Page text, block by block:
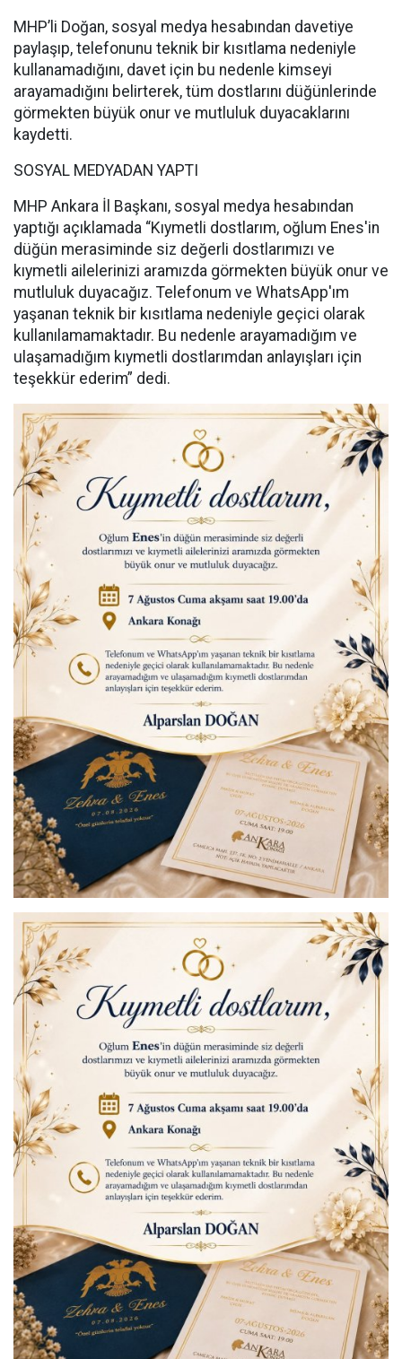
MHP’li Doğan, sosyal medya hesabından davetiye
paylaşıp, telefonunu teknik bir kısıtlama nedeniyle
kullanamadığını, davet için bu nedenle kimseyi
arayamadığını belirterek, tüm dostlarını düğünlerinde
görmekten büyük onur ve mutluluk duyacaklarını
kaydetti.
SOSYAL MEDYADAN YAPTI
MHP Ankara İl Başkanı, sosyal medya hesabından
yaptığı açıklamada “Kıymetli dostlarım, oğlum Enes'in
düğün merasiminde siz değerli dostlarımızı ve
kıymetli ailelerinizi aramızda görmekten büyük onur ve
mutluluk duyacağız. Telefonum ve WhatsApp'ım
yaşanan teknik bir kısıtlama nedeniyle geçici olarak
kullanılamamaktadır. Bu nedenle arayamadığım ve
ulaşamadığım kıymetli dostlarımdan anlayışları için
teşekkür ederim” dedi.